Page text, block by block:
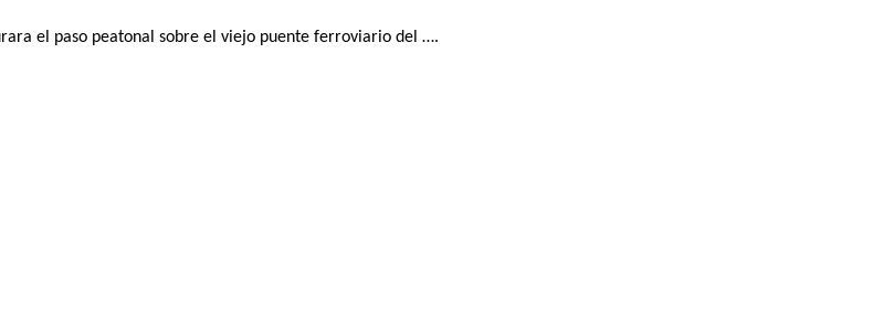
el paso peatonal sobre el viejo puente ferroviario del ….